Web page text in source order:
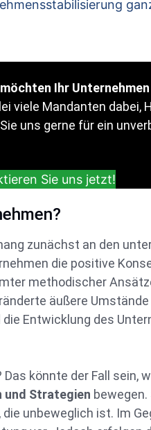
Ihr
viele Mandanten dabei,
uns gerne für ein
Sie uns jetzt!
zunächst an den
die positive
methodischer
äußere
die Entwicklung des
könnte der Fall sein,
und Strategien
unbeweglich ist. Im